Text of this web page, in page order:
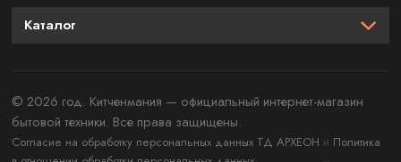
Каталог
© 2026 год. Китченмания — официальный интернет-магазин
бытовой техники. Все права защищены.
Согласие на обработку персональных данных ТД АРХЕОН и Политика